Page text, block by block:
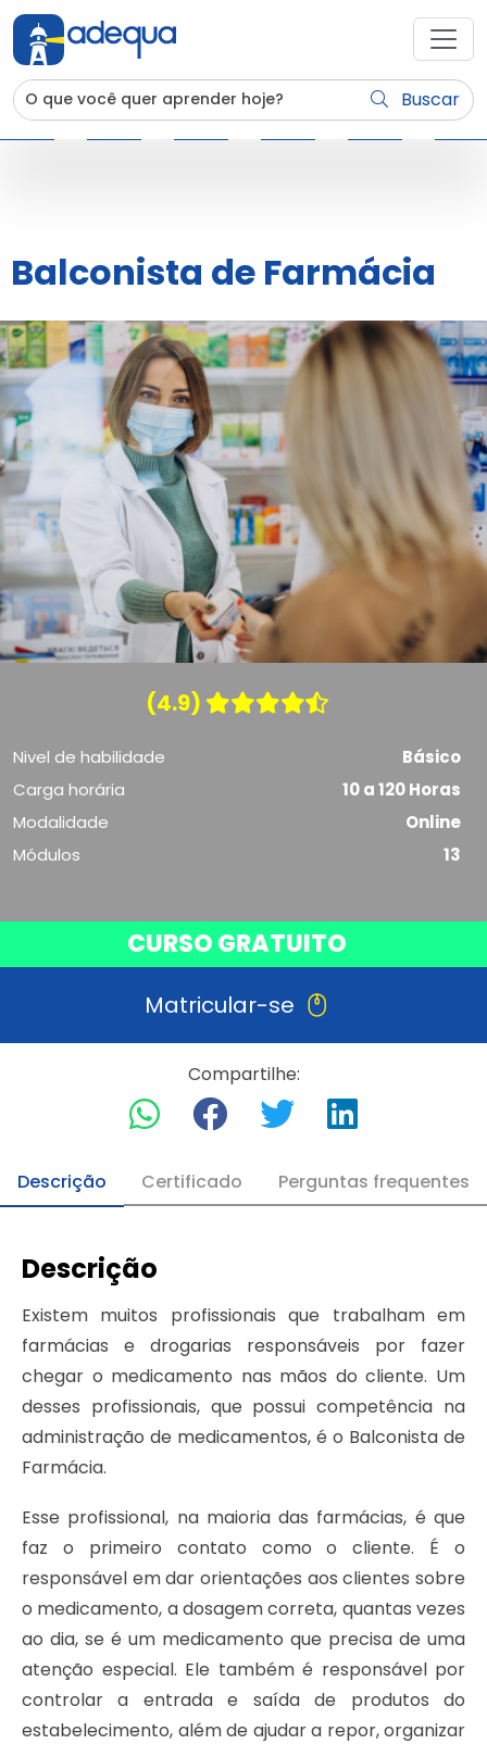
Buscar
Balconista de Farmácia
(4.9)
Nivel de habilidade
Básico
Carga horária
10 a 120 Horas
Modalidade
Online
Módulos
13
CURSO GRATUITO
Matricular-se
Compartilhe:
Descrição Certificado Perguntas frequentes
Descrição
Existem muitos profissionais que trabalham em
farmácias e drogarias responsáveis por fazer
chegar o medicamento nas mãos do cliente. Um
desses profissionais, que possui competência na
administração de medicamentos, é o Balconista de
Farmácia.
Esse profissional, na maioria das farmácias, é que
faz o primeiro contato como o cliente. É o
responsável em dar orientações aos clientes sobre
o medicamento, a dosagem correta, quantas vezes
ao dia, se é um medicamento que precisa de uma
atenção especial. Ele também é responsável por
controlar a entrada e saída de produtos do
estabelecimento, além de ajudar a repor, organizar